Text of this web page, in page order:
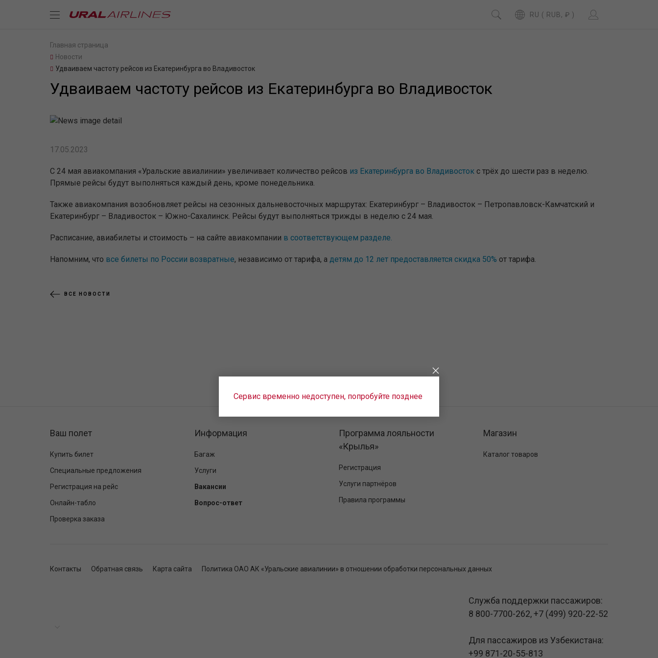
RU ( RUB, ₽ )
Главная страница
Новости
Удваиваем частоту рейсов из Екатеринбурга во Владивосток
Удваиваем частоту рейсов из Екатеринбурга во Владивосток
17.05.2023
С 24 мая авиакомпания «Уральские авиалинии» увеличивает количество рейсов из Екатеринбурга во Владивосток с трёх до шести раз в неделю.
Прямые рейсы будут выполняться каждый день, кроме понедельника.
Также авиакомпания возобновляет рейсы на сезонных дальневосточных маршрутах: Екатеринбург – Владивосток – Петропавловск-Камчатский и
Екатеринбург – Владивосток – Южно-Сахалинск. Рейсы будут выполняться трижды в неделю с 24 мая.
Расписание, авиабилеты и стоимость – на сайте авиакомпании в соответствующем разделе.
Напомним, что все билеты по России возвратные, независимо от тарифа, а детям до 12 лет предоставляется скидка 50% от тарифа.
ВСЕ НОВОСТИ
Сервис временно недоступен, попробуйте позднее
Ваш полет
Купить билет
Специальные предложения
Регистрация на рейс
Онлайн-табло
Проверка заказа
Информация
Багаж
Услуги
Вакансии
Вопрос-ответ
Программа лояльности
«Крылья»
Регистрация
Услуги партнёров
Правила программы
Магазин
Каталог товаров
Контакты Обратная связь Карта сайта Политика ОАО АК «Уральские авиалинии» в отношении обработки персональных данных
Служба поддержки пассажиров:
8 800-7700-262,+7 (499) 920-22-52
Для пассажиров из Узбекистана:
+99 871-20-55-813